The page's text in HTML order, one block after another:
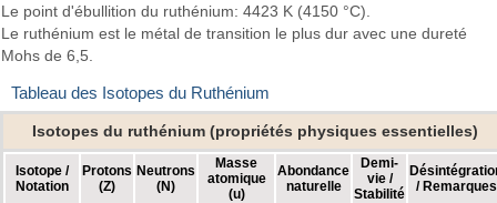
Le point d'ébullition du ruthénium: 4423 K (4150 °C).
Le ruthénium est le métal de transition le plus dur avec une dureté
Mohs de 6,5.
Tableau des Isotopes du Ruthénium
Isotopes du ruthénium (propriétés physiques essentielles)
Isotope /
Notation
Protons
(Z)
Neutrons
(N)
Masse
atomique
(u)
Abondance
naturelle
Demi-
vie /
Stabilité
/ Remarques